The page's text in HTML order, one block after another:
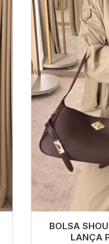
BOLSA
LANÇA